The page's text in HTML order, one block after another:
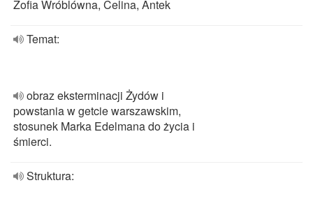
Zofia Wróblówna, Celina, Antek
Temat:
obraz eksterminacji Żydów i
powstania w getcie warszawskim,
stosunek Marka Edelmana do życia i
śmierci.
Struktura: